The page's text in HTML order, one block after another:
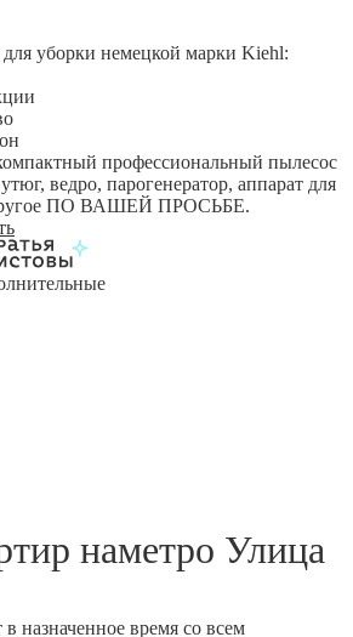
уборки немецкой марки Kiehl:
профессиональный пылесос
ведро, парогенератор, аппарат для
ПО ВАШЕЙ ПРОСЬБЕ.
наметро Улица
назначенное время со всем